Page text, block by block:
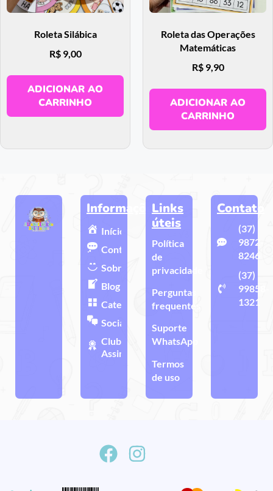
Roleta Silábica
R$9,00
ADICIONAR AO
CARRINHO
Roleta das Operações
Matemáticas
R$9,90
ADICIONAR AO
CARRINHO
Informações
Início
Contato
Sobre
Blog
Categorias
Sociais
Clube de
Assinatura
Links
úteis
Política
de
privacidade
Perguntas
frequentes
Suporte
WhatsApp
Termos
de uso
Contato
(37)
9872-
8246
(37)
99858-
1321